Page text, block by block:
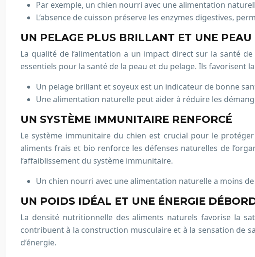
Par exemple, un chien nourri avec une alimentation
L’absence de cuisson préserve les enzymes digestives,
UN PELAGE PLUS BRILLANT ET UNE PEAU
La qualité de l’alimentation a un impact direct sur la santé
essentiels pour la santé de la peau et du pelage. Ils
Un pelage brillant et soyeux est un indicateur de bonne
Une alimentation naturelle peut aider à réduire les
UN SYSTÈME IMMUNITAIRE RENFORCÉ
Le système immunitaire du chien est crucial pour le
aliments frais et bio renforce les défenses naturelles de
l’affaiblissement du système immunitaire.
Un chien nourri avec une alimentation naturelle a moins
UN POIDS IDÉAL ET UNE ÉNERGIE
La densité nutritionnelle des aliments naturels favorise la
contribuent à la construction musculaire et à la sensation de
d’énergie.